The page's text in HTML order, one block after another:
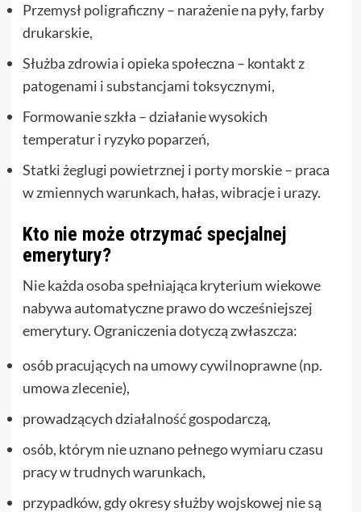
Przemysł poligraficzny – narażenie na pyły, farby
drukarskie,
Służba zdrowia i opieka społeczna – kontakt z
patogenami i substancjami toksycznymi,
Formowanie szkła – działanie wysokich
temperatur i ryzyko poparzeń,
Statki żeglugi powietrznej i porty morskie – praca
w zmiennych warunkach, hałas, wibracje i urazy.
Kto nie może otrzymać specjalnej
emerytury?
Nie każda osoba spełniająca kryterium wiekowe
nabywa automatyczne prawo do wcześniejszej
emerytury. Ograniczenia dotyczą zwłaszcza:
osób pracujących na umowy cywilnoprawne (np.
umowa zlecenie),
prowadzących działalność gospodarczą,
osób, którym nie uznano pełnego wymiaru czasu
pracy w trudnych warunkach,
przypadków, gdy okresy służby wojskowej nie są